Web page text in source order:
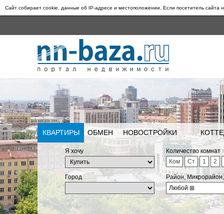
Сайт собирает cookie, данные об IP-адресе и местоположении. Если посетитель сайта
КВАРТИРЫ ОБМЕН НОВОСТРОЙКИ
Я хочу
Количество комнат
Ком
Ст 1 2
Город
Район,
Любой ⊞